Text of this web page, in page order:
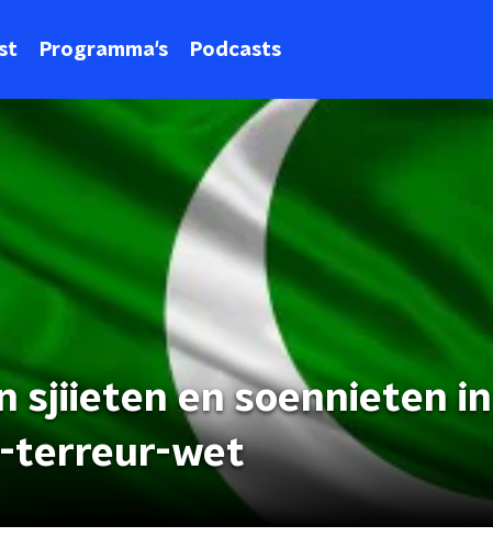
Programma's Podcasts
sjiieten en soennieten in
terreur-wet